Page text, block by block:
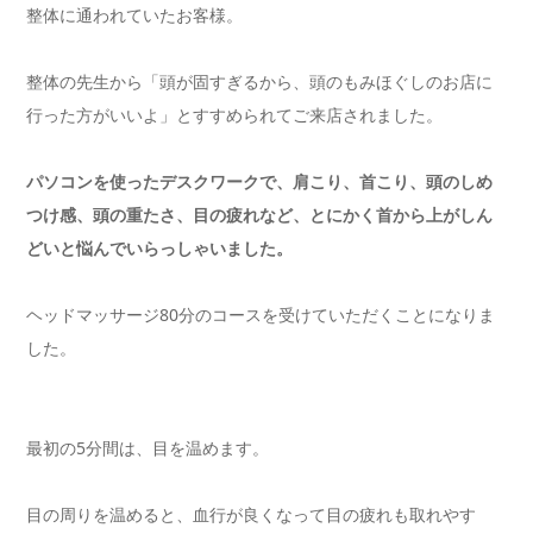
整体に通われていたお客様。
整体の先生から「頭が固すぎるから、頭のもみほぐしのお店に
行った方がいいよ」とすすめられてご来店されました。
パソコンを使ったデスクワークで、肩こり、首こり、頭のしめ
つけ感、頭の重たさ、目の疲れなど、とにかく首から上がしん
どいと悩んでいらっしゃいました。
ヘッドマッサージ80分のコースを受けていただくことになりま
した。
最初の5分間は、目を温めます。
目の周りを温めると、血行が良くなって目の疲れも取れやす